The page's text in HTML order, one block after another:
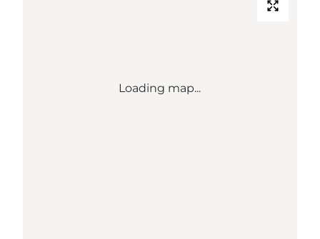
Loading map...